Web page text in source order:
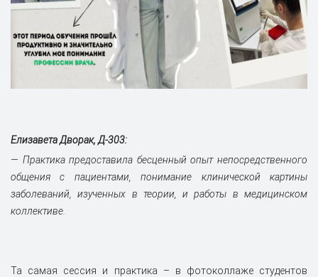
Елизавета Дворак, Д-303:
— Практика предоставила бесценный опыт непосредственного
общения с пациентами, понимание клинической картины
заболеваний, изученных в теории, и работы в медицинском
коллективе.
Та самая сессия и практика – в фотоколлаже студентов